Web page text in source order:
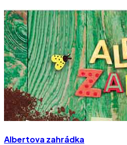
Albertova zahrádka